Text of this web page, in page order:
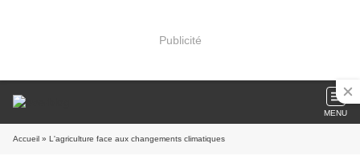
Publicité
MENU
Accueil » L'agriculture face aux changements climatiques